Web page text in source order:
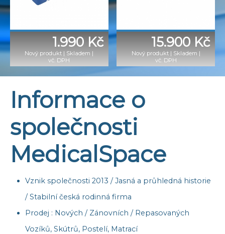
1.990 Kč
Nový produkt | Skladem |
vč. DPH
15.900 Kč
Nový produkt | Skladem |
vč. DPH
Informace o
společnosti
MedicalSpace
Vznik společnosti 2013 / Jasná a průhledná historie
/ Stabilní česká rodinná firma
Prodej : Nových / Zánovních / Repasovaných
Vozíků, Skútrů, Postelí, Matrací